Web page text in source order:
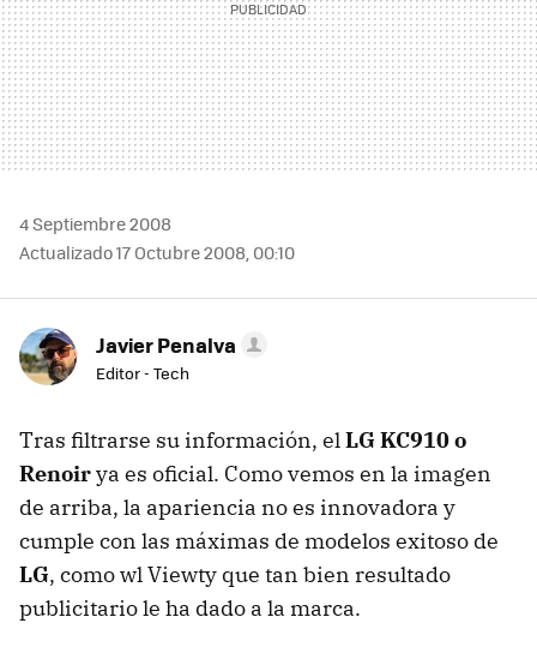
4 Septiembre 2008
Actualizado 17 Octubre 2008, 00:10
Javier Penalva
Editor - Tech
Tras filtrarse su información, elLG KC910 o
Renoirya es oficial. Como vemos en la imagen
de arriba, la apariencia no es innovadora y
cumple con las máximas de modelos exitoso de
LG, como wl Viewty que tan bien resultado
publicitario le ha dado a la marca.